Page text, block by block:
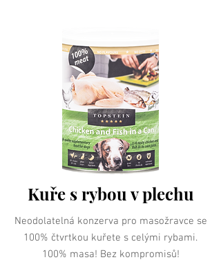
Kuře s rybou v plechu
Neodolatelná konzerva pro masožravce se
100% čtvrtkou kuřete s celými rybami.
100% masa! Bez kompromisů!